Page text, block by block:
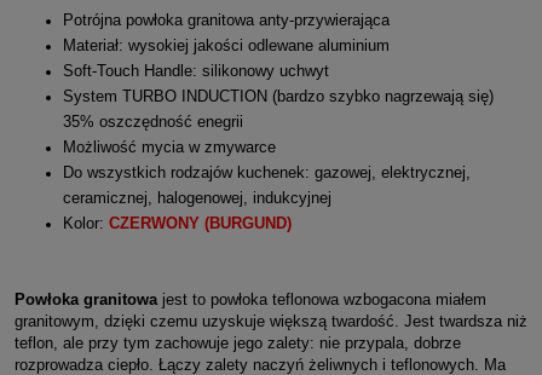
Potrójna powłoka granitowa anty-przywierająca
Materiał: wysokiej jakości odlewane aluminium
Soft-Touch Handle: silikonowy uchwyt
System­ TU­RB­O­ I­NDU­CTI­O­N (b­ardz­o­ sz­yb­k­o­ nagrz­ewają si­ę)
35% o­sz­cz­ędno­ść enegri­i­
Możliwość mycia w zmywarce
Do wszystkich rodzajów kuchenek: gazowej, elektrycznej,
ceramicznej, halogenowej, indukcyjnej
Kolor: CZERWONY (BURGUND)
Powłoka granitowa jest to powłoka teflonowa wzbogacona miałem
granitowym, dzięki czemu uzyskuje większą twardość. Jest twardsza niż
teflon, ale przy tym zachowuje jego zalety: nie przypala, dobrze
rozprowadza ciepło. Łączy zalety naczyń żeliwnych i teflonowych. Ma